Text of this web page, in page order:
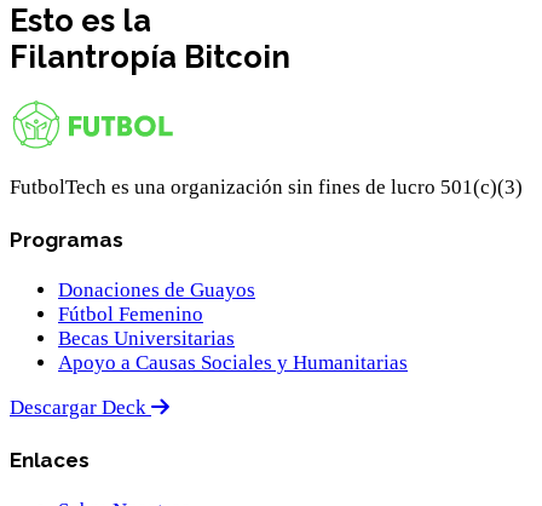
Esto es la
Filantropía Bitcoin
FutbolTech es una organización sin fines de lucro 501(c)(3)
Programas
Donaciones de Guayos
Fútbol Femenino
Becas Universitarias
Apoyo a Causas Sociales y Humanitarias
Descargar Deck
Enlaces